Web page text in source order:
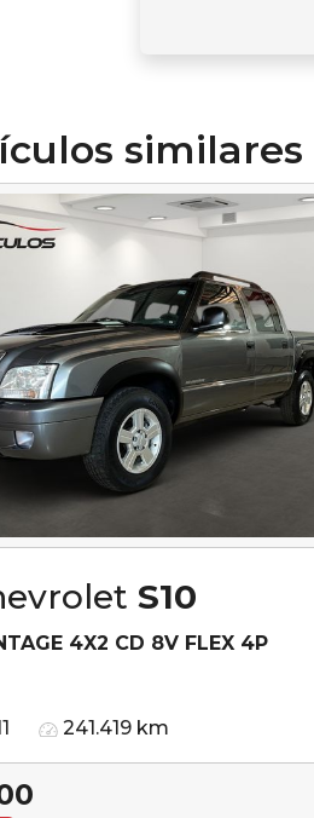
similares
S10
4X2 CD 8V FLEX 4P
241.419 km